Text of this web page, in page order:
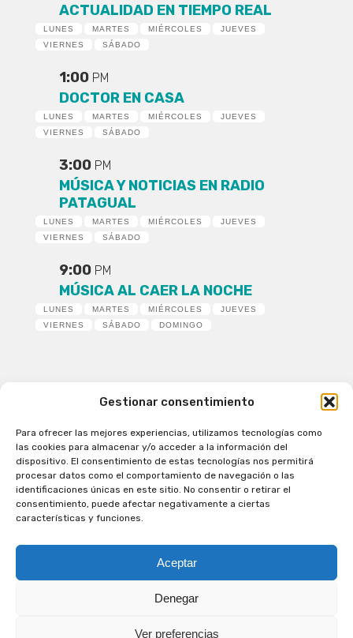
Gestionar consentimiento
Para ofrecer las mejores experiencias, utilizamos tecnologías como
las cookies para almacenar y/o acceder a la información del
dispositivo. El consentimiento de estas tecnologías nos permitirá
procesar datos como el comportamiento de navegación o las
identificaciones únicas en este sitio. No consentir o retirar el
consentimiento, puede afectar negativamente a ciertas
características y funciones.
Aceptar
Denegar
Ver preferencias
ACTUALIDAD EN TIEMPO REAL
LUNES MARTES MIÉRCOLES
JUEVES
VIERNES
SÁBADO
1:00 PM
DOCTOR EN CASA
LUNES MARTES MIÉRCOLES
JUEVES
VIERNES
SÁBADO
3:00 PM
MÚSICA Y NOTICIAS EN RADIO
PATAGUAL
LUNES MARTES MIÉRCOLES
JUEVES
VIERNES
SÁBADO
9:00 PM
MÚSICA AL CAER LA NOCHE
LUNES MARTES MIÉRCOLES
JUEVES
VIERNES
SÁBADO DOMINGO
Patagual Radio Digital 2026 - Todos los derechos
reservados
la Radio de Verdad
Cobertura
Programación